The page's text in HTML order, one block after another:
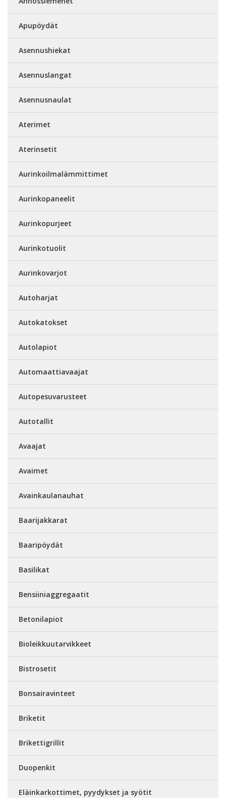
Apupöydät
Asennushiekat
Asennuslangat
Asennusnaulat
Aterimet
Aterinsetit
Aurinkoilmalämmittimet
Aurinkopaneelit
Aurinkopurjeet
Aurinkotuolit
Aurinkovarjot
Autoharjat
Autokatokset
Autolapiot
Automaattiavaajat
Autopesuvarusteet
Autotallit
Avaajat
Avaimet
Avainkaulanauhat
Baarijakkarat
Baaripöydät
Basilikat
Bensiiniaggregaatit
Betonilapiot
Bioleikkuutarvikkeet
Bistrosetit
Bonsairavinteet
Briketit
Brikettigrillit
Duopenkit
Eläinkarkottimet, pyydykset ja syötit